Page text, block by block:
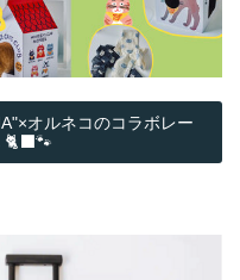
オルネコの​コラボレー